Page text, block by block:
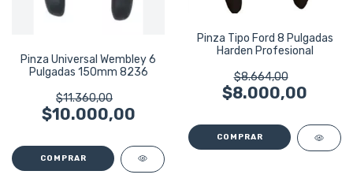
Pinza Universal Wembley 6
Pulgadas 150mm 8236
$11.360,00
$10.000,00
Pinza Tipo Ford 8 Pulgadas
Harden Profesional
$8.664,00
$8.000,00